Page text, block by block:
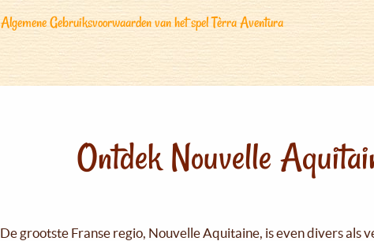
Algemene Gebruiksvoorwaarden van het spel Tèrra Aventura
Ontdek Nouvelle
De grootste Franse regio, Nouvelle Aquitaine, is even divers als